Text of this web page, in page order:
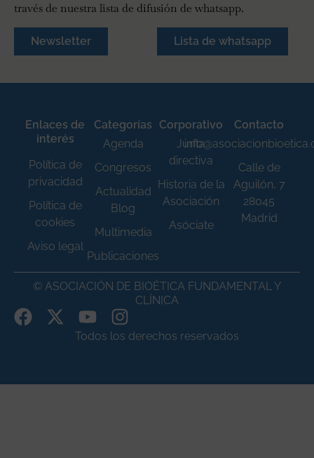
través de nuestra lista de difusión de whatsapp.
Newsletter Lista de whatsapp
Enlaces de
interés
Política de
privacidad
Política de
cookies
Aviso legal
Categorías
Agenda
Congresos
Actualidad
Blog
Multimedia
Publicaciones
Corporativo
Junta
directiva
Historia de la
Asociación
Asóciate
Contacto
Calle de
Aguilón, 7
28045
Madrid
© ASOCIACIÓN DE BIOÉTICA FUNDAMENTAL Y
CLÍNICA
Todos los derechos reservados